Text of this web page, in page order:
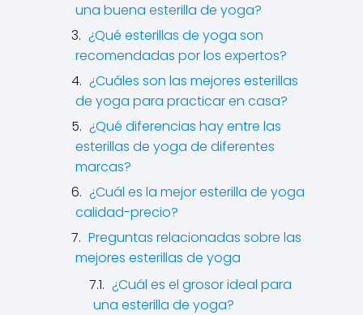
una buena esterilla de yoga?
¿Qué esterillas de yoga son
recomendadas por los expertos?
¿Cuáles son las mejores esterillas
de yoga para practicar en casa?
¿Qué diferencias hay entre las
esterillas de yoga de diferentes
marcas?
¿Cuál es la mejor esterilla de yoga
calidad-precio?
Preguntas relacionadas sobre las
mejores esterillas de yoga
¿Cuál es el grosor ideal para
una esterilla de yoga?